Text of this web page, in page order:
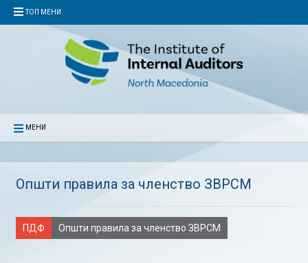
ТОП МЕНИ
МЕНИ
Општи правила за членство ЗВРСМ
ПДФ Општи правила за членство ЗВРСМ